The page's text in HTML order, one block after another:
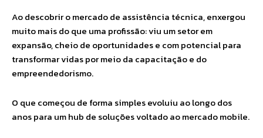
Ao descobrir o mercado de assistência técnica, enxergou
muito mais do que uma profissão: viu um setor em
expansão, cheio de oportunidades e com potencial para
transformar vidas por meio da capacitação e do
empreendedorismo.
O que começou de forma simples evoluiu ao longo dos
anos para um hub de soluções voltado ao mercado mobile.